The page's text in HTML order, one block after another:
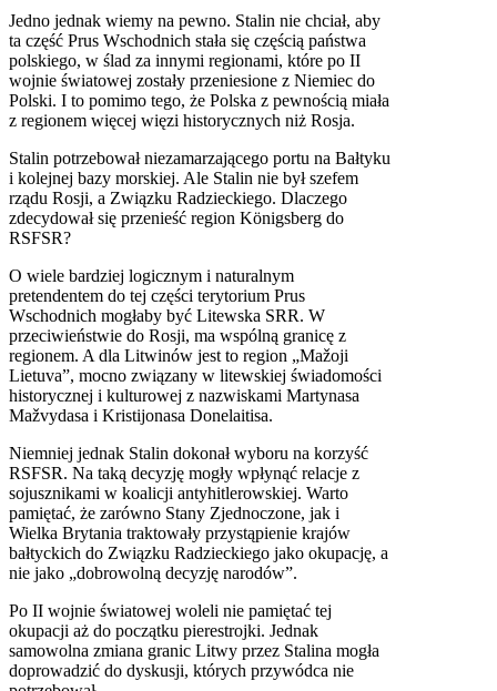
Jedno jednak wiemy na pewno. Stalin nie chciał, aby
ta część Prus Wschodnich stała się częścią państwa
polskiego, w ślad za innymi regionami, które po II
wojnie światowej zostały przeniesione z Niemiec do
Polski. I to pomimo tego, że Polska z pewnością miała
z regionem więcej więzi historycznych niż Rosja.
Stalin potrzebował niezamarzającego portu na Bałtyku
i kolejnej bazy morskiej. Ale Stalin nie był szefem
rządu Rosji, a Związku Radzieckiego. Dlaczego
zdecydował się przenieść region Königsberg do
RSFSR?
O wiele bardziej logicznym i naturalnym
pretendentem do tej części terytorium Prus
Wschodnich mogłaby być Litewska SRR. W
przeciwieństwie do Rosji, ma wspólną granicę z
regionem. A dla Litwinów jest to region „Mažoji
Lietuva”, mocno związany w litewskiej świadomości
historycznej i kulturowej z nazwiskami Martynasa
Mažvydasa i Kristijonasa Donelaitisa.
Niemniej jednak Stalin dokonał wyboru na korzyść
RSFSR. Na taką decyzję mogły wpłynąć relacje z
sojusznikami w koalicji antyhitlerowskiej. Warto
pamiętać, że zarówno Stany Zjednoczone, jak i
Wielka Brytania traktowały przystąpienie krajów
bałtyckich do Związku Radzieckiego jako okupację, a
nie jako „dobrowolną decyzję narodów”.
Po II wojnie światowej woleli nie pamiętać tej
okupacji aż do początku pierestrojki. Jednak
samowolna zmiana granic Litwy przez Stalina mogła
doprowadzić do dyskusji, których przywódca nie